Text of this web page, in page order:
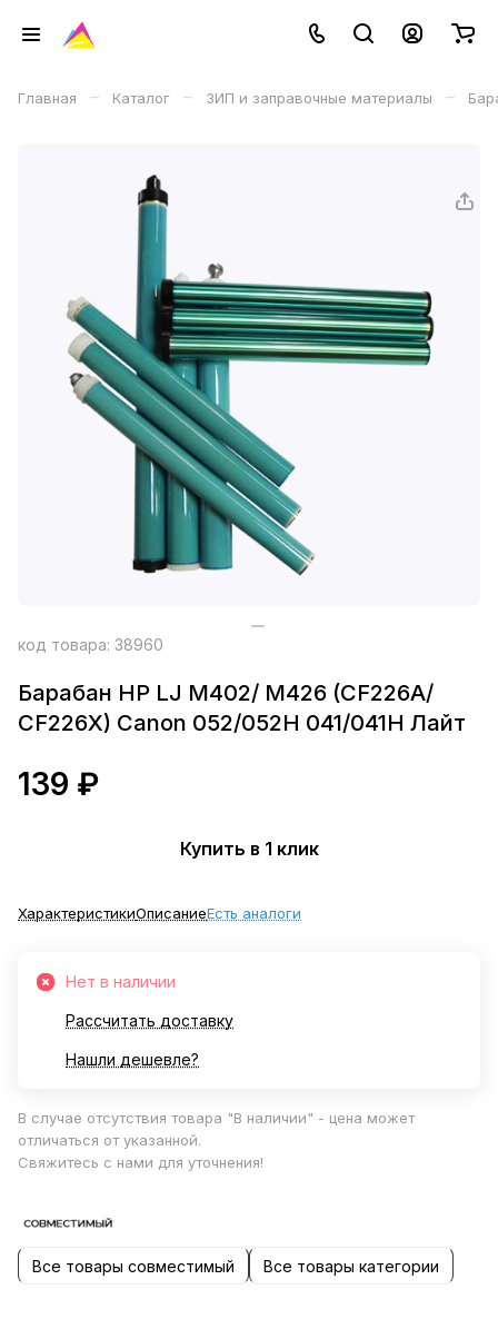
Главная – Каталог – ЗИП и заправочные материалы –
код товара: 38960
Барабан HP LJ M402/ M426 (CF226A/
CF226X) Canon 052/052H 041/041H Лайт
139 ₽
Купить в 1 клик
ХарактеристикиОписаниеЕсть аналоги
Нет в наличии
Рассчитать доставку
Нашли дешевле?
В случае отсутствия товара "В наличии" - цена может
отличаться от указанной.
Свяжитесь с нами для уточнения!
Все товары совместимый Все товары категории